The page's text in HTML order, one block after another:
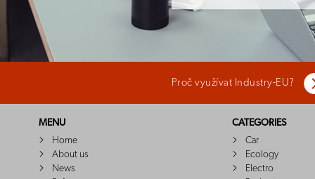
Proč využívat Industry-EU?
MENU
Home
About us
News
CATEGORIES
Car
Ecology
Electro